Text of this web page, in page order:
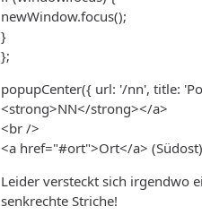
newWindow.focus();
}
};
popupCenter({ url: '/nn', title:
<strong>NN</strong></a>
<br />
<a href="#ort">Ort</a>
Leider versteckt sich irgendwo
senkrechte Striche!